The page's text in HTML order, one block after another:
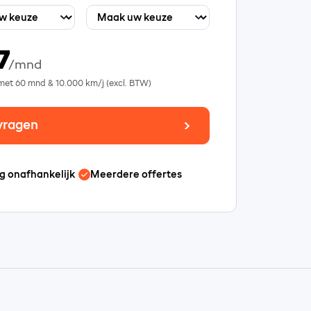
/mnd
60 mnd &10.000 km/j (excl. BTW)
onafhankelijk Meerdere offertes